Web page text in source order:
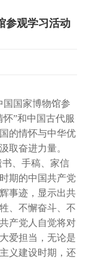
参观学习活动
国国家博物馆参
”和中国古代服
的情怀与中华优
取奋进力量。
书、手稿、家信
期的中国共产党
事迹，显示出共
、不懈奋斗、不
产党人自觉将对
爱担当，无论是
义建设时期，还